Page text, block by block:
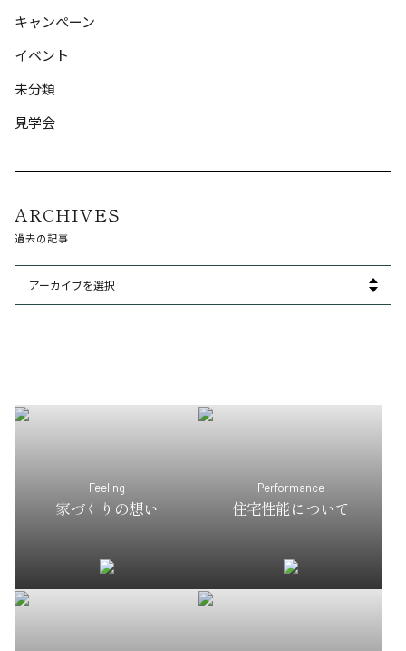
キャンペーン
イベント
未分類
見学会
ARCHIVES
過去の記事
Feeling
家づくりの想い
Performance
住宅性能について